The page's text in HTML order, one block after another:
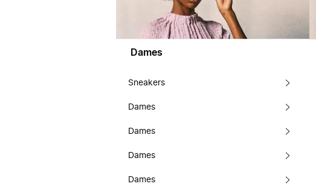
Dames
Sneakers
Dames
Dames
Dames
Dames